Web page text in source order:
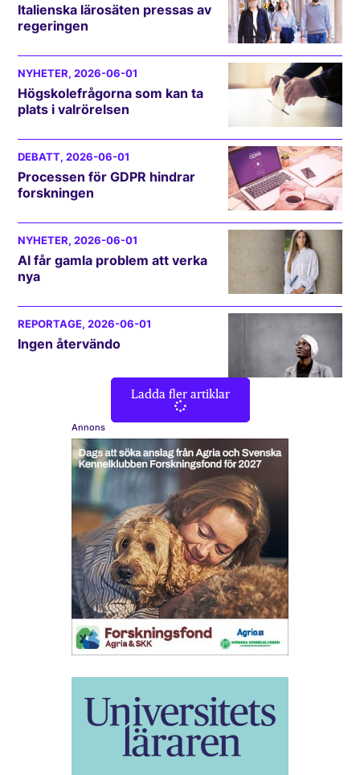
Italienska lärosäten pressas av
regeringen
NYHETER, 2026-06-01
Högskolefrågorna som kan ta
plats i valrörelsen
DEBATT, 2026-06-01
Processen för GDPR hindrar
forskningen
NYHETER, 2026-06-01
AI får gamla problem att verka
nya
REPORTAGE, 2026-06-01
Ingen återvändo
Ladda fler artiklar
Annons